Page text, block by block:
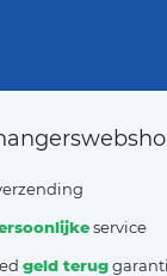
service
geld terug